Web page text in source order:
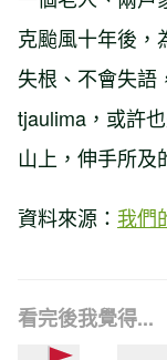
克颱風十年後，
失根、不會失語
tjaulima，或許
山上，伸手所及
資料來源： 我們
看完後我覺得...